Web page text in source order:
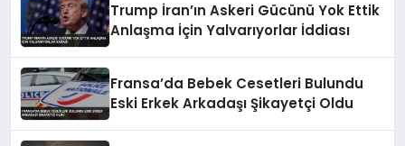
Trump İran’ın Askeri Gücünü Yok Ettik
Anlaşma İçin Yalvarıyorlar İddiası
Fransa’da Bebek Cesetleri Bulundu
Eski Erkek Arkadaşı Şikayetçi Oldu